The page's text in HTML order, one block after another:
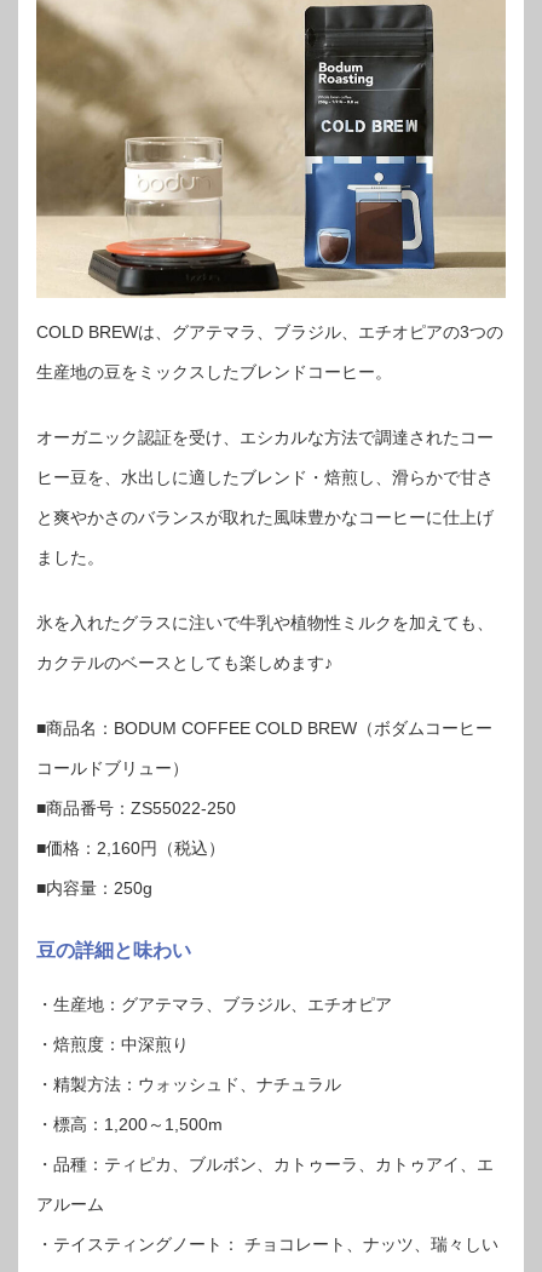
COLD BREWは、グアテマラ、ブラジル、エチオピアの3つの
生産地の豆をミックスしたブレンドコーヒー。
オーガニック認証を受け、エシカルな方法で調達されたコー
ヒー豆を、水出しに適したブレンド・焙煎し、滑らかで甘さ
と爽やかさのバランスが取れた風味豊かなコーヒーに仕上げ
ました。
氷を入れたグラスに注いで牛乳や植物性ミルクを加えても、
カクテルのベースとしても楽しめます♪
■商品名：BODUM COFFEE COLD BREW（ボダムコーヒー
コールドブリュー）
■商品番号：ZS55022-250
■価格：2,160円（税込）
■内容量：250g
豆の詳細と味わい
・生産地：グアテマラ、ブラジル、エチオピア
・焙煎度：中深煎り
・精製方法：ウォッシュド、ナチュラル
・標高：1,200～1,500m
・品種：ティピカ、ブルボン、カトゥーラ、カトゥアイ、エ
アルーム
・テイスティングノート： チョコレート、ナッツ、瑞々しい